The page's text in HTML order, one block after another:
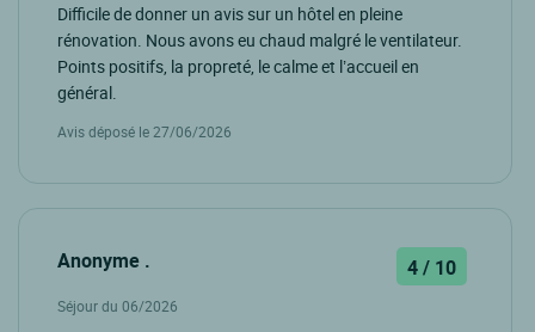
Difficile de donner un avis sur un hôtel en pleine
rénovation. Nous avons eu chaud malgré le ventilateur.
Points positifs, la propreté, le calme et l’accueil en
général.
Avis déposé le 27/06/2026
Anonyme . 4 / 10
Séjour du 06/2026